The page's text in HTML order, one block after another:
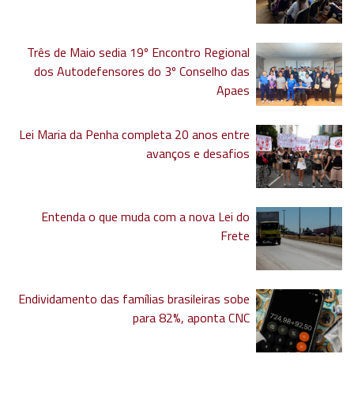
Três de Maio sedia 19º Encontro Regional
dos Autodefensores do 3º Conselho das
Apaes
Lei Maria da Penha completa 20 anos entre
avanços e desafios
Entenda o que muda com a nova Lei do
Frete
Endividamento das famílias brasileiras sobe
para 82%, aponta CNC